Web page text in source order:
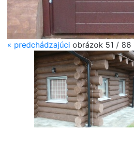
« predchádzajúci obrázok 51 / 86